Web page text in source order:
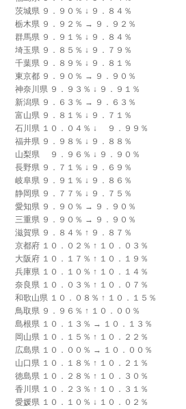
茨城県 ９．９０％ ↓ ９．８４％
栃木県 ９．９２％ → ９．９２％
群馬県 ９．９１％ ↓ ９．８４％
埼玉県 ９．８５％ ↓ ９．７９％
千葉県 ９．８９％ ↓ ９．８１％
東京都 ９．９０％ → ９．９０％
神奈川県 ９．９３％ ↓ ９．９１％
新潟県 ９．６３％ → ９．６３％
富山県 ９．８１％ ↓ ９．７１％
石川県 １０．０４％ ↓ ９．９９％
福井県 ９．９８％ ↓ ９．８８％
山梨県 ９．９６％ ↓ ９．９０％
長野県 ９．７１％ ↓ ９．６９％
岐阜県 ９．９１％ ↓ ９．８６％
静岡県 ９．７７％ ↓ ９．７５％
愛知県 ９．９０％ → ９．９０％
三重県 ９．９０％ → ９．９０％
滋賀県 ９．８４％ ↑ ９．８７％
京都府 １０．０２％ ↑ １０．０３％
大阪府 １０．１７％ ↑ １０．１９％
兵庫県 １０．１０％ ↑ １０．１４％
奈良県 １０．０３％ ↑ １０．０７％
和歌山県 １０．０８％ ↑ １０．１５％
鳥取県 ９．９６％ ↑ １０．００％
島根県 １０．１３％ → １０．１３％
岡山県 １０．１５％ ↑ １０．２２％
広島県 １０．００％ → １０．００％
山口県 １０．１８％ ↑ １０．２１％
徳島県 １０．２８％ ↑ １０．３０％
香川県 １０．２３％ ↑ １０．３１％
愛媛県 １０．１０％ ↓ １０．０２％